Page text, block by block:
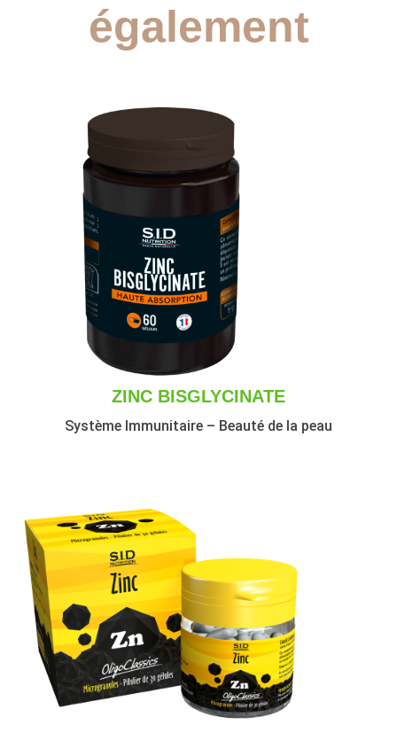
également
ZINC BISGLYCINATE
Système Immunitaire – Beauté de la peau